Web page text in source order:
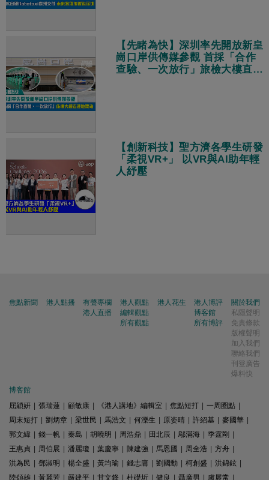
【先睹為快】深圳率先開放新皇
崗口岸供傳媒參觀 首採「合作
查驗、一次放行」旅檢大樓直連
【創新科技】聖方濟各學生研發
「柔視VR+」 以VR與AI助年輕
人紓壓
焦點新聞 港人點播
有聲專欄
港人直播
港人觀點
編輯觀點
所有觀點
港人花生
港人博評
博客館
所有博評
關於我們
私隱聲明
免責條款
版權聲明
加入我們
聯絡我們
刊登廣告
爆料快
博客館
屈穎妍
張瑞蓮 顧敏康 《港人講地》編輯室 焦點短打 一周圈點
周末短打
劉炳章 梁世民 馬浩文 何濼生 原姿晴 許紹基 麥國華
郭文緯
錢一帆 秦島 胡曉明 周浩鼎 田北辰 鄔滿海 季霆剛
王惠貞
周伯展 潘麗瓊 葉慶寧 陳建強 馬恩國 周全浩 方舟
洪為民
鄧淑明 楊全盛 黃均瑜 錢志庸 劉國勳 柯創盛 洪錦鉉
陸頌雄
黃麗芳 嚴建平 甘文鋒 杜礎圻 健良 聶廣男 盧展常